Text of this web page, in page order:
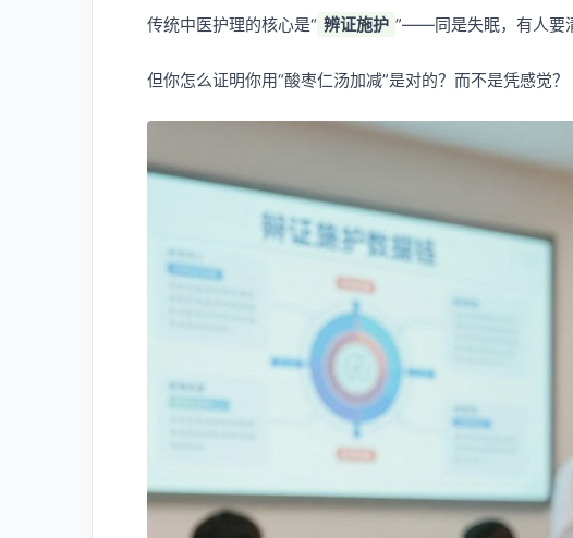
传统中医护理的核心是“ 辨证施护 ”——同是失眠，有人要
但你怎么证明你用“酸枣仁汤加减”是对的？而不是凭感觉？